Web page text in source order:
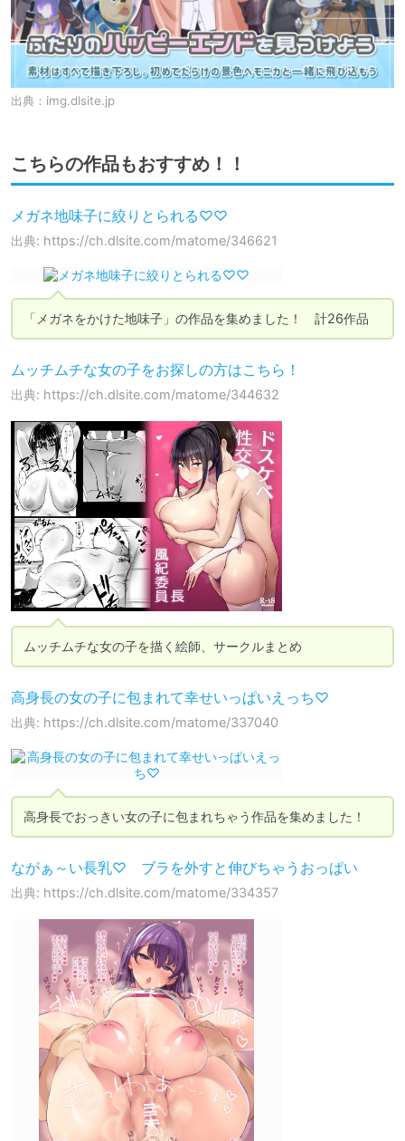
出典： img.dlsite.jp
こちらの作品もおすすめ！！
メガネ地味子に絞りとられる♡♡
出典: https://ch.dlsite.com/matome/346621
「メガネをかけた地味子」の作品を集めました！　計26作品
ムッチムチな女の子をお探しの方はこちら！
出典: https://ch.dlsite.com/matome/344632
ムッチムチな女の子を描く絵師、サークルまとめ
高身長の女の子に包まれて幸せいっぱいえっち♡
出典: https://ch.dlsite.com/matome/337040
高身長でおっきい女の子に包まれちゃう作品を集めました！
ながぁ～い長乳♡ ブラを外すと伸びちゃうおっぱい
出典: https://ch.dlsite.com/matome/334357